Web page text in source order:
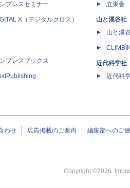
プレスセミナー
X（デジタルクロス）
プレスブックス
立東舎
山と溪谷社
山と溪
近代科学社
近代科
わせ 広告掲載のご案内 編集部へのご
Copyright ©2026